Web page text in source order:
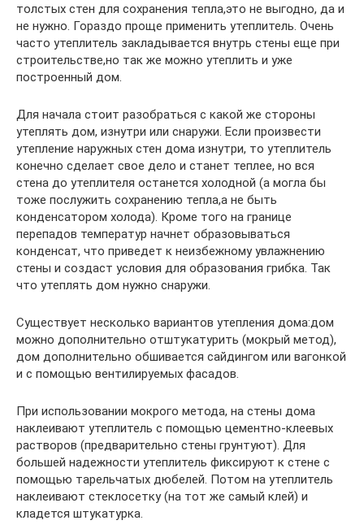
толстых стен для сохранения тепла,это не выгодно, да и
не нужно. Гораздо проще применить утеплитель. Очень
часто утеплитель закладывается внутрь стены еще при
строительстве,но так же можно утеплить и уже
построенный дом.
Для начала стоит разобраться с какой же стороны
утеплять дом, изнутри или снаружи. Если произвести
утепление наружных стен дома изнутри, то утеплитель
конечно сделает свое дело и станет теплее, но вся
стена до утеплителя останется холодной (а могла бы
тоже послужить сохранению тепла,а не быть
конденсатором холода). Кроме того на границе
перепадов температур начнет образовываться
конденсат, что приведет к неизбежному увлажнению
стены и создаст условия для образования грибка. Так
что утеплять дом нужно снаружи.
Существует несколько вариантов утепления дома:дом
можно дополнительно отштукатурить (мокрый метод),
дом дополнительно обшивается сайдингом или вагонкой
и с помощью вентилируемых фасадов.
При использовании мокрого метода, на стены дома
наклеивают утеплитель с помощью цементно-клеевых
растворов (предварительно стены грунтуют). Для
большей надежности утеплитель фиксируют к стене с
помощью тарельчатых дюбелей. Потом на утеплитель
наклеивают стеклосетку (на тот же самый клей) и
кладется штукатурка.